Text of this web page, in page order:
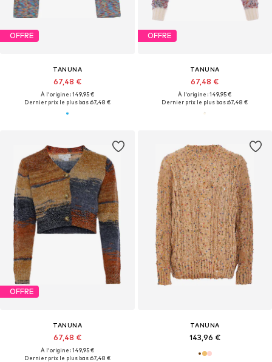
OFFRE
TANUNA
67,48 €
À l'origine : 149,95 €
Dernier prix le plus bas :67,48 €
OFFRE
TANUNA
67,48 €
À l'origine : 149,95 €
Dernier prix le plus bas :67,48 €
OFFRE
TANUNA
67,48 €
À l'origine : 149,95 €
Dernier prix le plus bas :67,48 €
TANUNA
143,96 €